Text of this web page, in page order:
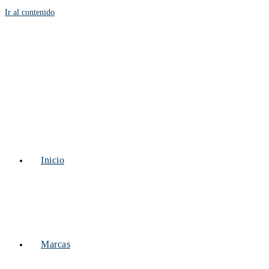
Ir al contenido
Inicio
Marcas